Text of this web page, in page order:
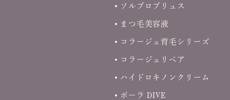
ソルプロプリュス
まつ毛美容液
コラージュ育毛シリーズ
コラージュリペア
ハイドロキノンクリーム
ポーラ DIVE